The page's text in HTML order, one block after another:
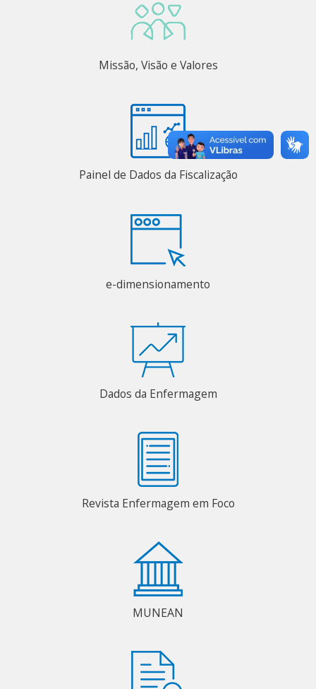
Missão, Visão e Valores
Painel de Dados da Fiscalização
e-dimensionamento
Dados da Enfermagem
Revista Enfermagem em Foco
MUNEAN